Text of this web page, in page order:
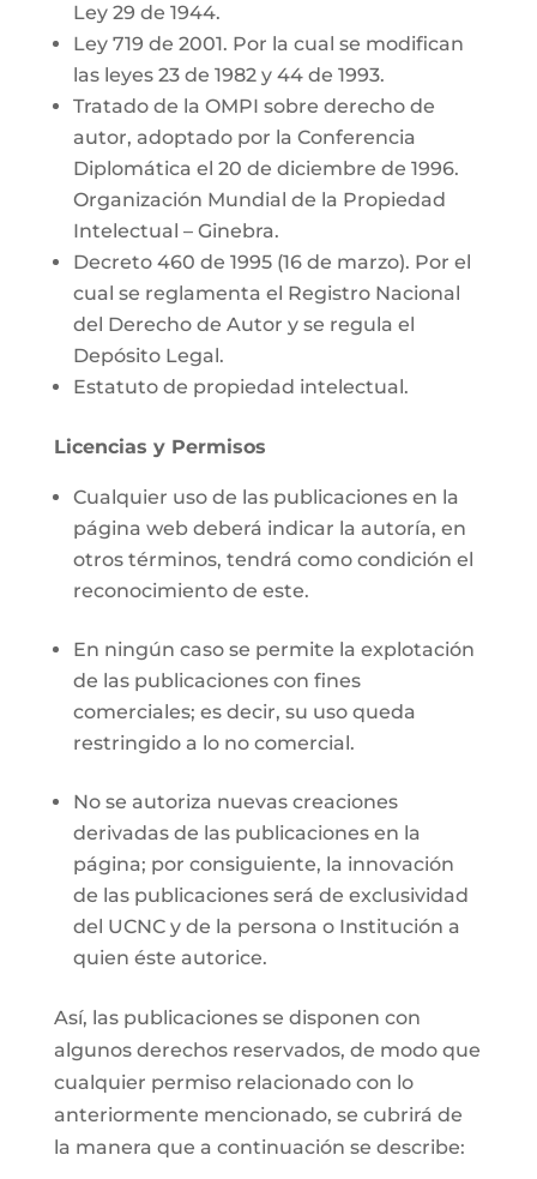
Ley 29 de 1944.
Ley 719 de 2001. Por la cual se modifican
las leyes 23 de 1982 y 44 de 1993.
Tratado de la OMPI sobre derecho de
autor, adoptado por la Conferencia
Diplomática el 20 de diciembre de 1996.
Organización Mundial de la Propiedad
Intelectual – Ginebra.
Decreto 460 de 1995 (16 de marzo). Por el
cual se reglamenta el Registro Nacional
del Derecho de Autor y se regula el
Depósito Legal.
Estatuto de propiedad intelectual.
Licencias y Permisos
Cualquier uso de las publicaciones en la
página web deberá indicar la autoría, en
otros términos, tendrá como condición el
reconocimiento de este.
En ningún caso se permite la explotación
de las publicaciones con fines
comerciales; es decir, su uso queda
restringido a lo no comercial.
No se autoriza nuevas creaciones
derivadas de las publicaciones en la
página; por consiguiente, la innovación
de las publicaciones será de exclusividad
del UCNC y de la persona o Institución a
quien éste autorice.
Así, las publicaciones se disponen con
algunos derechos reservados, de modo que
cualquier permiso relacionado con lo
anteriormente mencionado, se cubrirá de
la manera que a continuación se describe: